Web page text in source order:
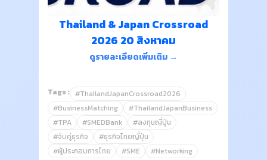
Thailand & Japan Crossroad
2026 20 สิงหาคม
ดูรายละเอียดเพิ่มเติม →
Tags : #ThailandJapanCrossroad2026
#BusinessMatching
#ThailandJapanBusiness
#TPA
#SMEDBank
#ลงทุนญี่ปุ่น
#จับคู่ธุรกิจ
#ธุรกิจไทยญี่ปุ่น
#ผู้ประกอบการไทย
#SME #Networking